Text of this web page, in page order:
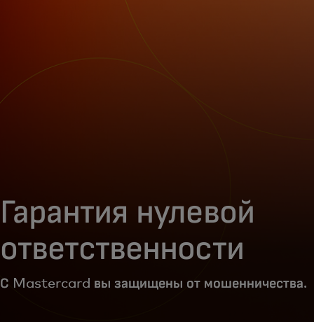
Гарантия нулевой
ответственности
С Mastercard вы защищены от мошенничества.